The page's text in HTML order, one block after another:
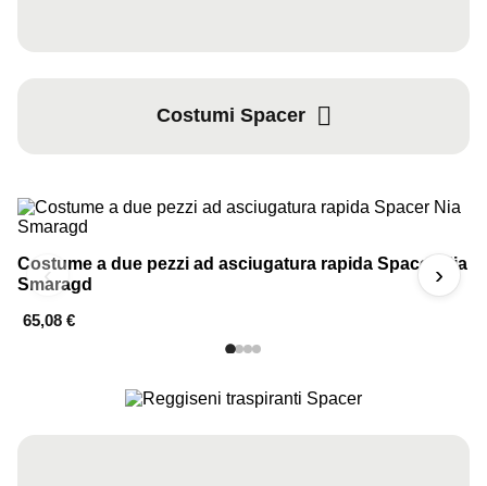
Costumi Spacer
‹
Costume a due pezzi ad asciugatura rapida Spacer Nia
Smaragd
65,08 €
›